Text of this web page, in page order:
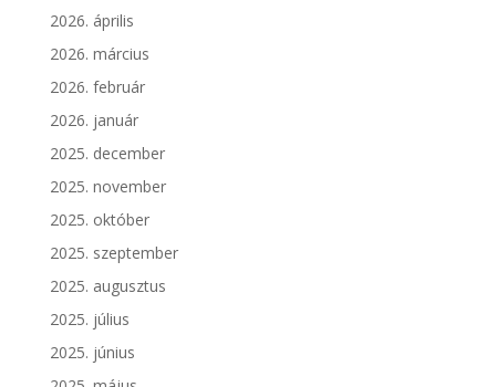
2026. április
2026. március
2026. február
2026. január
2025. december
2025. november
2025. október
2025. szeptember
2025. augusztus
2025. július
2025. június